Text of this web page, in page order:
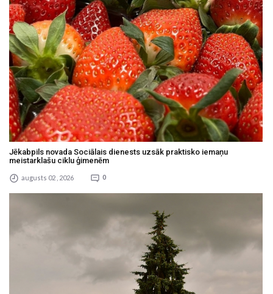
Jēkabpils novada Sociālais dienests uzsāk praktisko iemaņu
meistarklašu ciklu ģimenēm
augusts 02 , 2026 0